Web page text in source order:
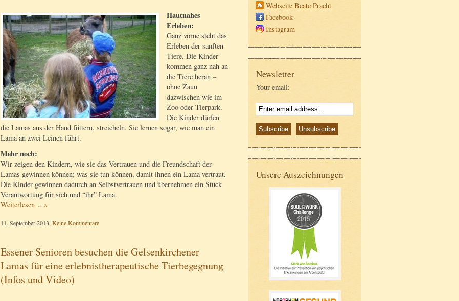
Webseite Beate Pracht
Facebook
Instagram
Newsletter
Your email:
Unsere Auszeichnungen
Hautnahes
Erleben:
Ganz vorne steht das
Erleben der sanften
Tiere. Die Kinder
kommen ganz nah an
die Tiere heran –
ohne Zaun
dazwischen wie im
Zoo oder Tierpark.
Die Kinder dürfen
die Lamas aus der Hand füttern, streicheln. Sie lernen sogar, wie man ein
Lama an zwei Leinen führt.
Mehr noch:
Wir zeigen den Kindern, wie sie das Vertrauen und die Freundschaft der
Lamas gewinnen können; was sie tun können, damit ihnen ein Lama vertraut.
Die Kinder gewinnen dadurch an Selbstvertrauen und übernehmen ein Stück
Verantwortung für sich und “ihr” Lama.
Weiterlesen… »
11. September 2013, Keine Kommentare
Essener Senioren besuchen die Gelsenkirchener
Lamas für eine erlebnistherapeutische Tierbegegnung
(Infos und Video)